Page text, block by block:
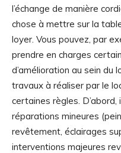
l’échange de manière
chose à mettre sur la
loyer. Vous pouvez, par
prendre en charges
d’amélioration au sein du
travaux à réaliser par le
certaines règles.
réparations mineures
revêtement, éclairages
interventions majeures